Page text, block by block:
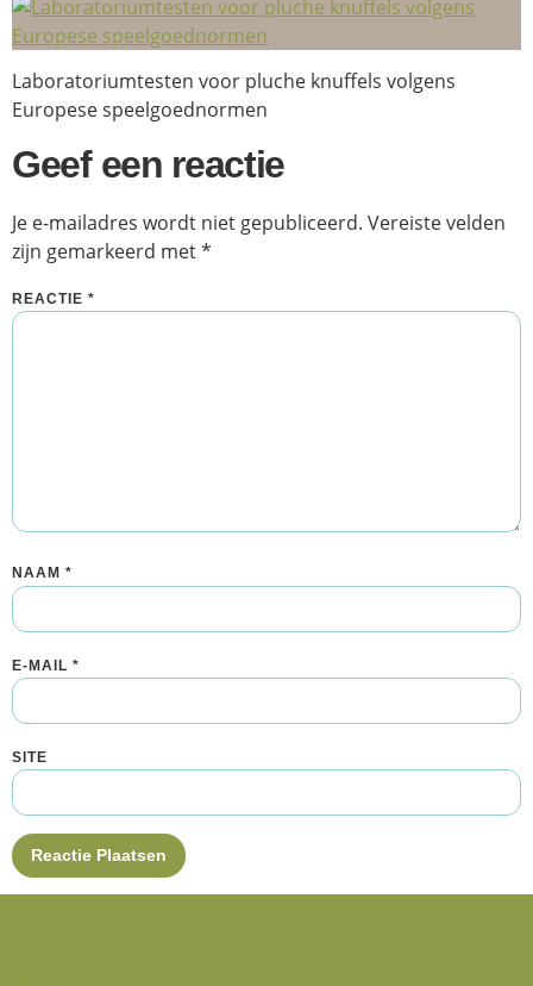
Laboratoriumtesten voor pluche knuffels volgens
Europese speelgoednormen
Geef een reactie
Je e-mailadres wordt niet gepubliceerd. Vereiste velden
zijn gemarkeerd met*
REACTIE *
NAAM *
E-MAIL *
SITE